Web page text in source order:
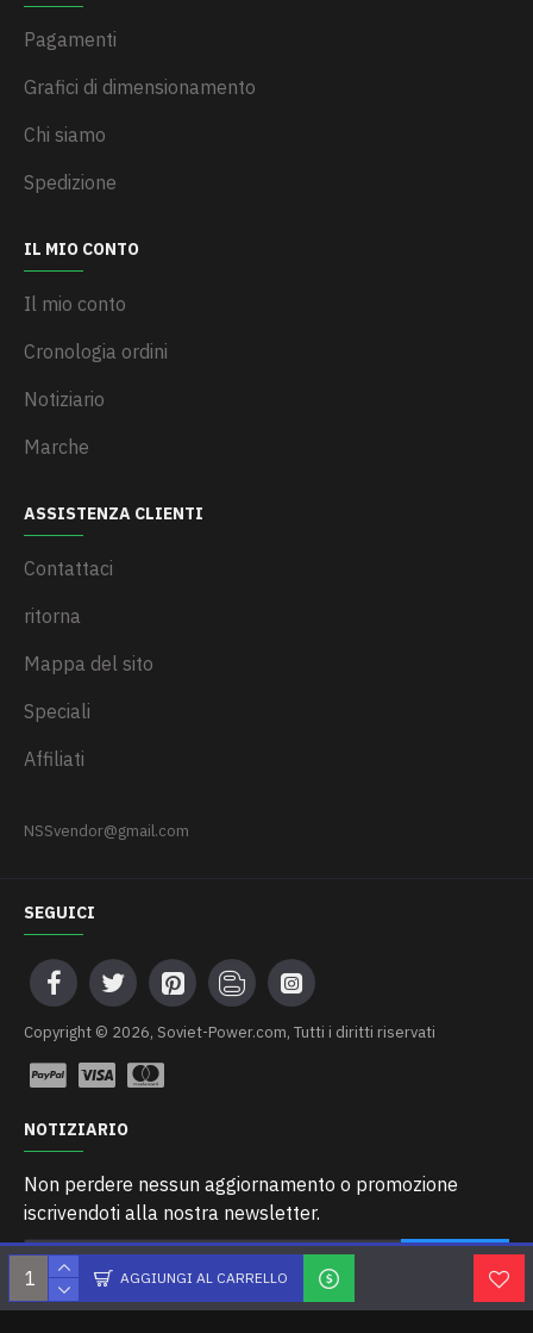
AGGIUNGI AL CARRELLO
Pagamenti
Grafici di dimensionamento
Chi siamo
Spedizione
IL MIO CONTO
Il mio conto
Cronologia ordini
Notiziario
Marche
ASSISTENZA CLIENTI
Contattaci
ritorna
Mappa del sito
Speciali
Affiliati
NSSvendor@gmail.com
SEGUICI
Сopyright © 2026, Soviet-Power.com, Tutti i diritti riservati
NOTIZIARIO
Non perdere nessun aggiornamento o promozione
iscrivendoti alla nostra newsletter.